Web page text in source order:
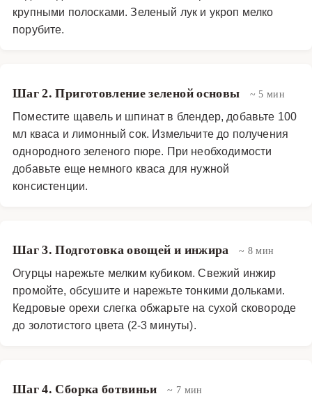
крупными полосками. Зеленый лук и укроп мелко
порубите.
Шаг 2. Приготовление зеленой основы ~ 5 мин
Поместите щавель и шпинат в блендер, добавьте 100
мл кваса и лимонный сок. Измельчите до получения
однородного зеленого пюре. При необходимости
добавьте еще немного кваса для нужной
консистенции.
Шаг 3. Подготовка овощей и инжира ~ 8 мин
Огурцы нарежьте мелким кубиком. Свежий инжир
промойте, обсушите и нарежьте тонкими дольками.
Кедровые орехи слегка обжарьте на сухой сковороде
до золотистого цвета (2-3 минуты).
Шаг 4. Сборка ботвиньи ~ 7 мин